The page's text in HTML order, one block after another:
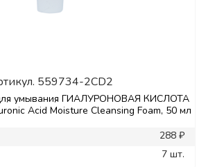
559734-2CD2
умывания ГИАЛУРОНОВАЯ КИСЛОТА
Acid Moisture Cleansing Foam, 50 мл
288 ₽
7 шт.